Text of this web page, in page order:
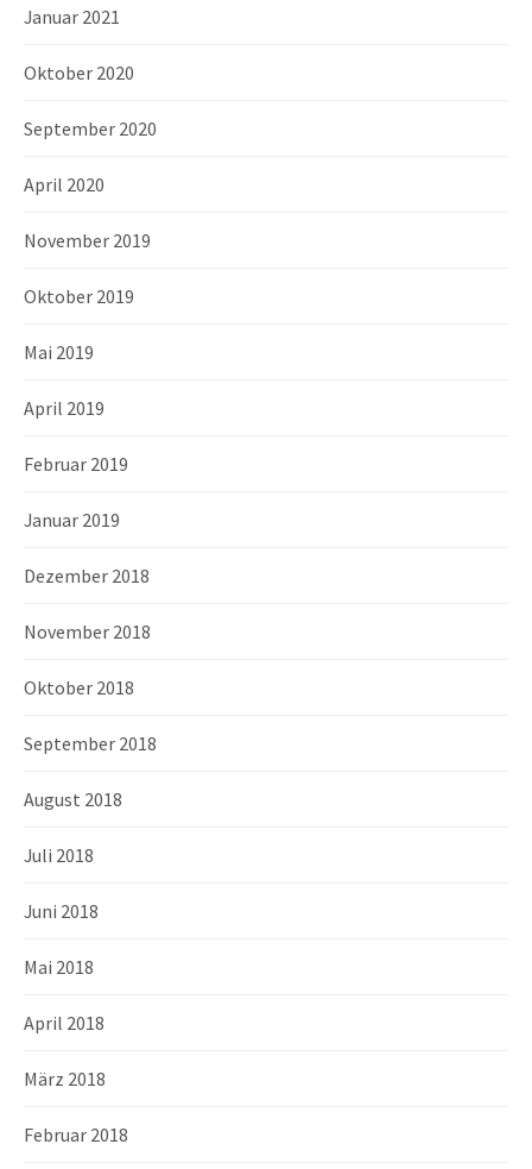
Januar 2021
Oktober 2020
September 2020
April 2020
November 2019
Oktober 2019
Mai 2019
April 2019
Februar 2019
Januar 2019
Dezember 2018
November 2018
Oktober 2018
September 2018
August 2018
Juli 2018
Juni 2018
Mai 2018
April 2018
März 2018
Februar 2018